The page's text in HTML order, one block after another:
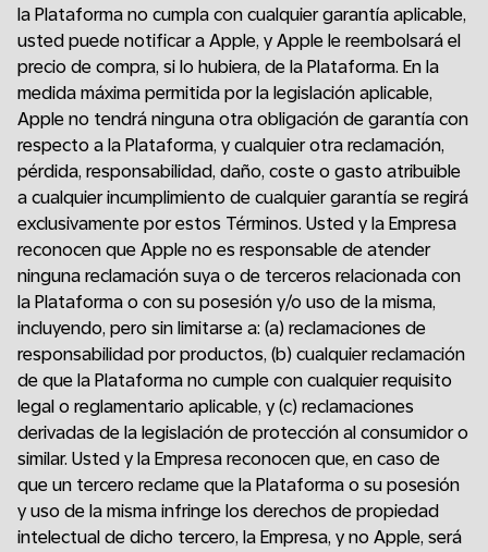
la Plataforma no cumpla con cualquier garantía aplicable,
usted puede notificar a Apple, y Apple le reembolsará el
precio de compra, si lo hubiera, de la Plataforma. En la
medida máxima permitida por la legislación aplicable,
Apple no tendrá ninguna otra obligación de garantía con
respecto a la Plataforma, y cualquier otra reclamación,
pérdida, responsabilidad, daño, coste o gasto atribuible
a cualquier incumplimiento de cualquier garantía se regirá
exclusivamente por estos Términos. Usted y la Empresa
reconocen que Apple no es responsable de atender
ninguna reclamación suya o de terceros relacionada con
la Plataforma o con su posesión y/o uso de la misma,
incluyendo, pero sin limitarse a: (a) reclamaciones de
responsabilidad por productos, (b) cualquier reclamación
de que la Plataforma no cumple con cualquier requisito
legal o reglamentario aplicable, y (c) reclamaciones
derivadas de la legislación de protección al consumidor o
similar. Usted y la Empresa reconocen que, en caso de
que un tercero reclame que la Plataforma o su posesión
y uso de la misma infringe los derechos de propiedad
intelectual de dicho tercero, la Empresa, y no Apple, será